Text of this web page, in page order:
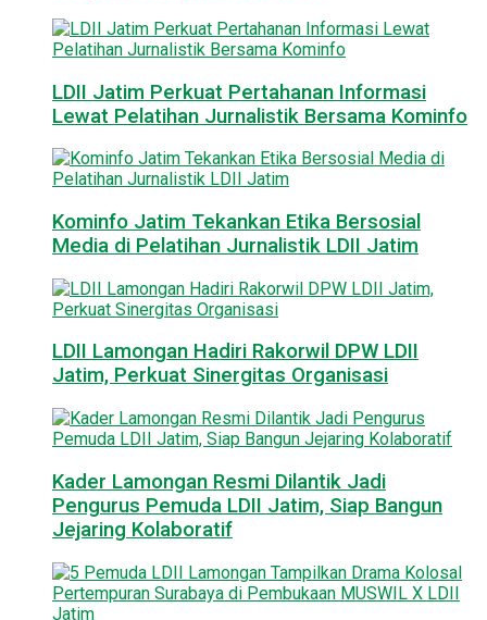
LDII Jatim Perkuat Pertahanan Informasi
Lewat Pelatihan Jurnalistik Bersama Kominfo
Kominfo Jatim Tekankan Etika Bersosial
Media di Pelatihan Jurnalistik LDII Jatim
LDII Lamongan Hadiri Rakorwil DPW LDII
Jatim, Perkuat Sinergitas Organisasi
Kader Lamongan Resmi Dilantik Jadi
Pengurus Pemuda LDII Jatim, Siap Bangun
Jejaring Kolaboratif